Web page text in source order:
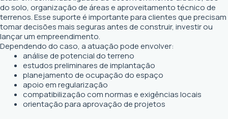
do solo, organização de áreas e aproveitamento técnico de
terrenos. Esse suporte é importante para clientes que precisam
tomar decisões mais seguras antes de construir, investir ou
lançar um empreendimento.
Dependendo do caso, a atuação pode envolver:
análise de potencial do terreno
estudos preliminares de implantação
planejamento de ocupação do espaço
apoio em regularização
compatibilização com normas e exigências locais
orientação para aprovação de projetos